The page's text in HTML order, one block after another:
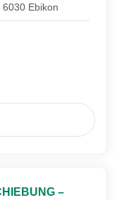
Ebikon
–